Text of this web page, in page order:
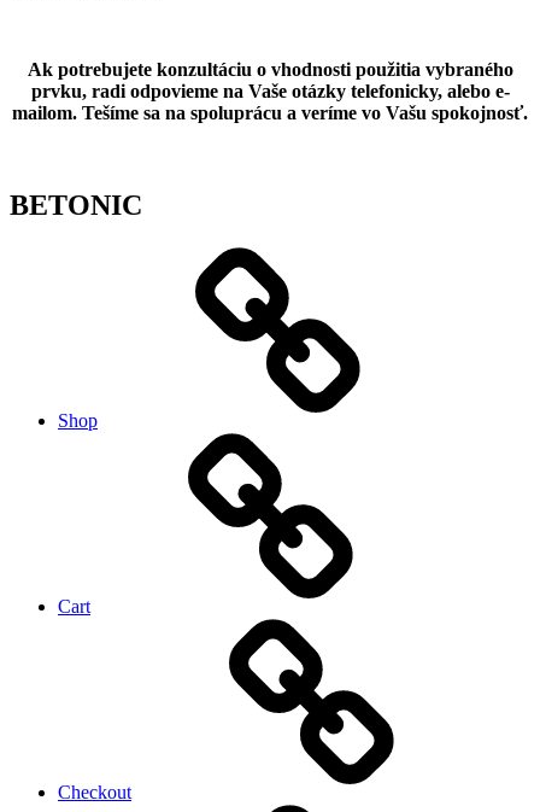
Ak potrebujete konzultáciu o vhodnosti použitia vybraného
prvku, radi odpovieme na Vaše otázky telefonicky, alebo e-
mailom. Tešíme sa na spoluprácu a veríme vo Vašu spokojnosť.
BETONIC
Shop
Cart
Checkout